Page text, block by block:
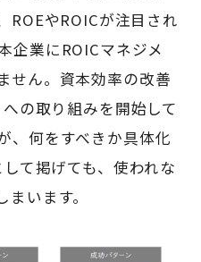
ROEやROICが注目され
企業にROICマネジメ
せん。資本効率の改善
の取り組みを開始して
、何をすべきか具体化
て掲げても、使われな
います。